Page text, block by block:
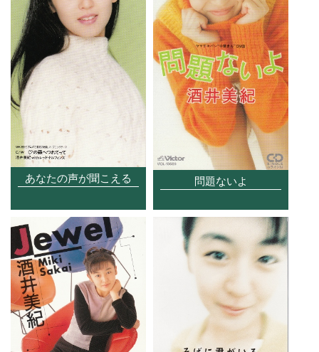
あなたの声が聞こえる 問題ないよ